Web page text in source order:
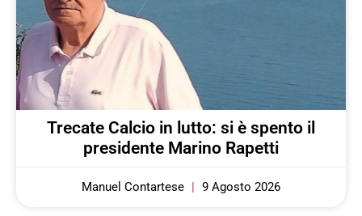
Trecate Calcio in lutto: si è spento il
presidente Marino Rapetti
Manuel Contartese 9 Agosto 2026